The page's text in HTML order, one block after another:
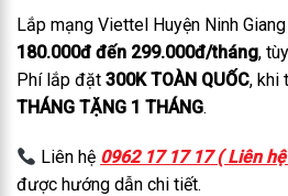
Lắp mạng Viettel Huyện Ninh
180.000đ đến 299.000đ/tháng,
Phí lắp đặt 300K TOÀN QUỐC, khi
THÁNG TẶNG 1 THÁNG.
Liên hệ 0962 17 17 17 ( Liên
được hướng dẫn chi tiết.